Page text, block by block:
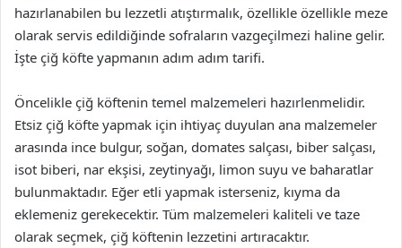
hazırlanabilen bu lezzetli atıştırmalık, özellikle özellikle meze
olarak servis edildiğinde sofraların vazgeçilmezi haline gelir.
İşte çiğ köfte yapmanın adım adım tarifi.
Öncelikle çiğ köftenin temel malzemeleri hazırlenmelidir.
Etsiz çiğ köfte yapmak için ihtiyaç duyulan ana malzemeler
arasında ince bulgur, soğan, domates salçası, biber salçası,
isot biberi, nar ekşisi, zeytinyağı, limon suyu ve baharatlar
bulunmaktadır. Eğer etli yapmak isterseniz, kıyma da
eklemeniz gerekecektir. Tüm malzemeleri kaliteli ve taze
olarak seçmek, çiğ köftenin lezzetini artıracaktır.